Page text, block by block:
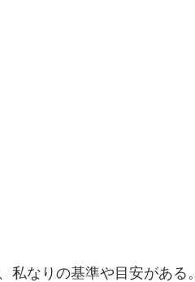
私なりの基準や目安がある。